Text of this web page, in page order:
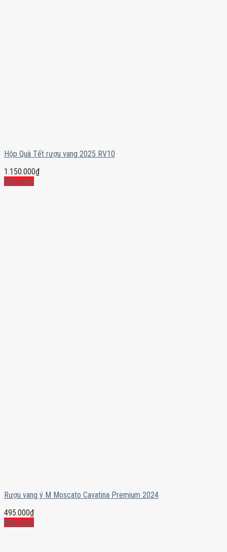
Hộp Quà Tết rượu vang 2025 RV10
1.150.000₫
Mua ngay
Rượu vang ý M Moscato Cavatina Premium 2024
495.000₫
Mua ngay